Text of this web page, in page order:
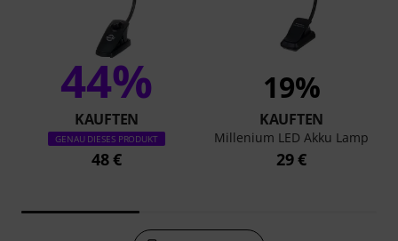
44%
KAUFTEN
GENAU DIESES PRODUKT
48 €
19%
KAUFTEN
Millenium LED Akku Lamp
29 €